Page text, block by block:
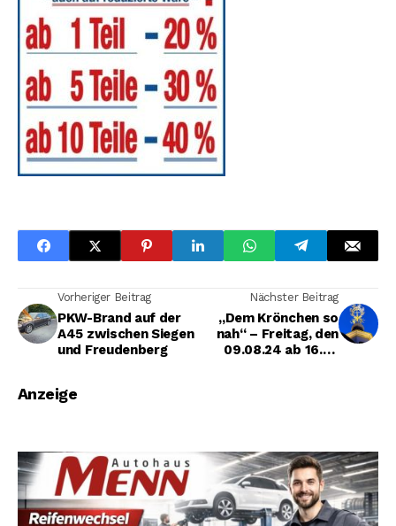
Vorheriger Beitrag
PKW-Brand auf der
A45 zwischen Siegen
und Freudenberg
Nächster Beitrag
„Dem Krönchen so
nah“ – Freitag, den
09.08.24 ab 16.30
Anzeige